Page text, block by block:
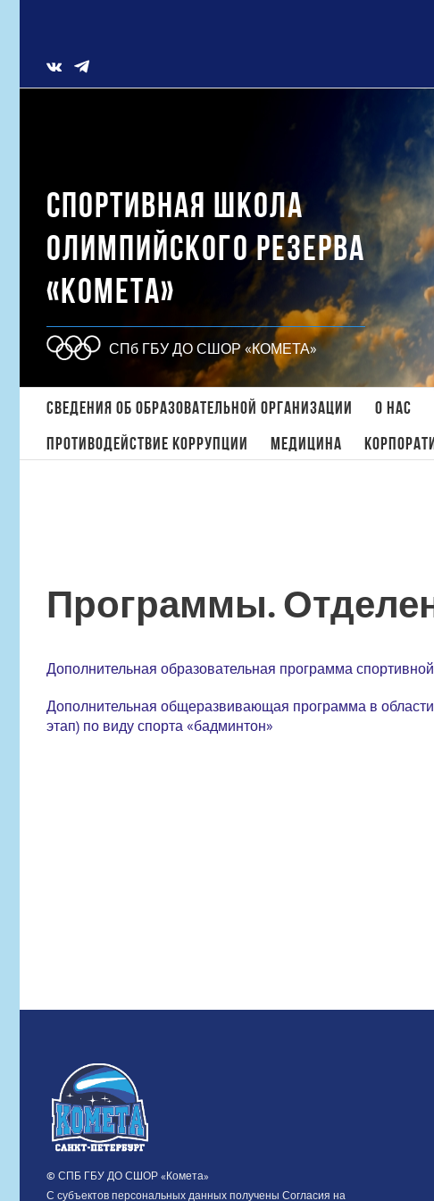
Vk
СПОРТИВНАЯ ШКОЛА
ОЛИМПИЙСКОГО РЕЗЕРВА
«КОМЕТА»
СПб ГБУ ДО СШОР «КОМЕТА»
поиска:
Сведения об образовательной организации О нас
Противодействие коррупции
МЕДИЦИНА
Программы.
Дополнительная образовательная программа
Дополнительная общеразвивающая программа в
этап) по виду спорта «бадминтон»
© СПБ ГБУ ДО СШОР «Комета»
С субъектов персональных данных получены Согласия на